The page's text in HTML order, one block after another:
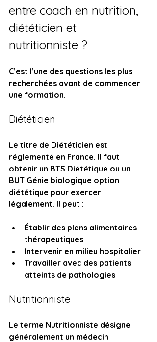
entre coach en nutrition,
diététicien et
nutritionniste ?
C’est l’une des questions les plus
recherchées avant de commencer
une formation.
Diététicien
Le titre de Diététicien est
réglementé en France. Il faut
obtenir un BTS Diététique ou un
BUT Génie biologique option
diététique pour exercer
légalement. Il peut :
Établir des plans alimentaires
thérapeutiques
Intervenir en milieu hospitalier
Travailler avec des patients
atteints de pathologies
Nutritionniste
Le terme Nutritionniste désigne
généralement un médecin